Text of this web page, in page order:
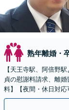
熟年離婚・
【天王寺駅、阿倍野
貞の慰謝料請求、離
料】【夜間・休日対応
気軽にご相談ください